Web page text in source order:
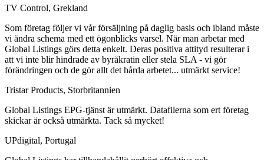
TV Control, Grekland
Som företag följer vi vår försäljning på daglig basis och ibland måste
vi ändra schema med ett ögonblicks varsel. När man arbetar med
Global Listings görs detta enkelt. Deras positiva attityd resulterar i
att vi inte blir hindrade av byråkratin eller stela SLA - vi gör
förändringen och de gör allt det hårda arbetet... utmärkt service!
Tristar Products, Storbritannien
Global Listings EPG-tjänst är utmärkt. Datafilerna som ert företag
skickar är också utmärkta. Tack så mycket!
UPdigital, Portugal